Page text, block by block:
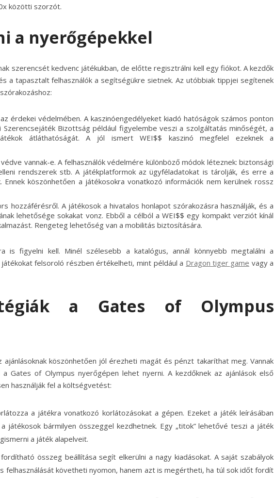
közötti szorzót.
a nyerőgépekkel
szerencsét kedvenc játékukban, de előtte regisztrálni kell egy fiókot. A kezdők
a tapasztalt felhasználók a segítségükre sietnek. Az utóbbiak tippjei segítenek
érdekei védelmében. A kaszinóengedélyeket kiadó hatóságok számos ponton
Szerencsejáték Bizottság például figyelembe veszi a szolgáltatás minőségét, a
átláthatóságát. A jól ismert WEI$$ kaszinó megfelel ezeknek a
vannak-e. A felhasználók védelmére különböző módok léteznek: biztonsági
rendszerek stb. A játékplatformok az ügyféladatokat is tárolják, és erre a
Ennek köszönhetően a játékosokra vonatkozó információk nem kerülnek rossz
hozzáférésről. A játékosok a hivatalos honlapot szórakozásra használják, és a
lehetősége sokakat vonz. Ebből a célból a WEI$$ egy kompakt verziót kínál
Rengeteg lehetőség van a mobilitás biztosítására.
is figyelni kell. Minél szélesebb a katalógus, annál könnyebb megtalálni a
felsoroló részben értékelheti, mint például a Dragon tiger game vagy a
a Gates of Olympus
köszönhetően jól érezheti magát és pénzt takaríthat meg. Vannak
Gates of Olympus nyerőgépen lehet nyerni. A kezdőknek az ajánlások első
használják fel a költségvetést:
a játékra vonatkozó korlátozásokat a gépen. Ezeket a játék leírásában
játékosok bármilyen összeggel kezdhetnek. Egy „titok” lehetővé teszi a játék
a játék alapelveit.
összeg beállítása segít elkerülni a nagy kiadásokat. A saját szabályok
felhasználását követheti nyomon, hanem azt is megértheti, ha túl sok időt fordít